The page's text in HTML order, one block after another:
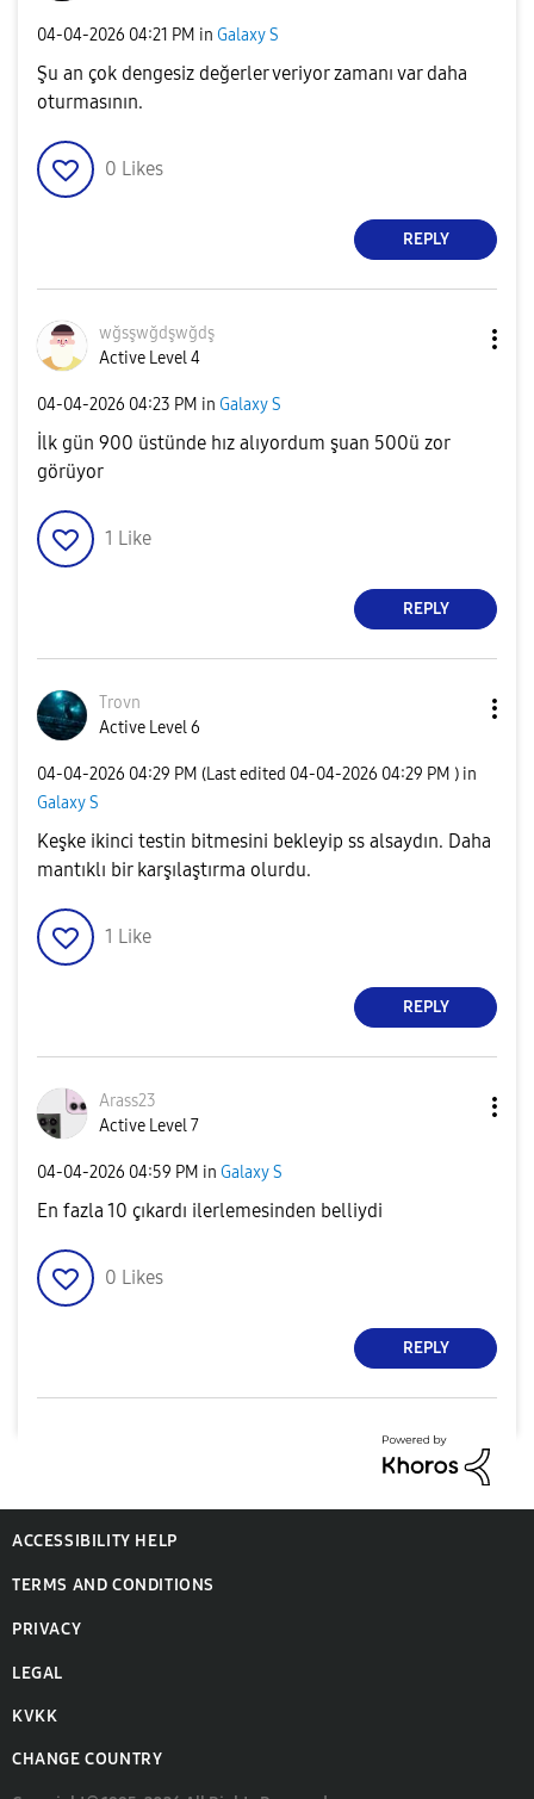
‎04-04-2026 04:21 PM in Galaxy S
Şu an çok dengesiz değerler veriyor zamanı var daha
oturmasının.
0 Likes
REPLY
wğsşwğdşwğdş
Active Level 4
‎04-04-2026 04:23 PM in Galaxy S
İlk gün 900 üstünde hız alıyordum şuan 500ü zor
görüyor
1 Like
REPLY
Trovn
Active Level 6
‎04-04-2026 04:29 PM (Last edited ‎04-04-2026 04:29 PM ) in
Galaxy S
Keşke ikinci testin bitmesini bekleyip ss alsaydın. Daha
mantıklı bir karşılaştırma olurdu.
1 Like
REPLY
Arass23
Active Level 7
‎04-04-2026 04:59 PM in Galaxy S
En fazla 10 çıkardı ilerlemesinden belliydi
0 Likes
REPLY
ACCESSIBILITY HELP
TERMS AND CONDITIONS
PRIVACY
LEGAL
KVKK
CHANGE COUNTRY